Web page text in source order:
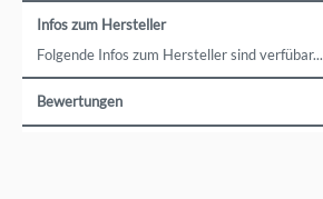
Infos zum Hersteller
Folgende Infos zum Hersteller sind verfübar...
Bewertungen